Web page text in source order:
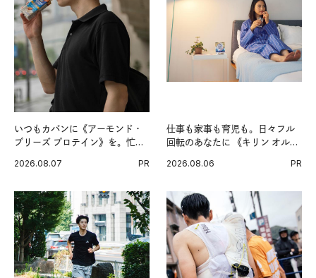
いつもカバンに《アーモンド・
ブリーズ プロテイン》を。忙し
グ習慣。
2026.08.07 PR
仕事も家事も育児も。日々フル
回転のあなたに 《キリン オルニ
2026.08.06 PR